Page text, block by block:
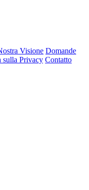
Visione Domande
sulla Privacy Contatto